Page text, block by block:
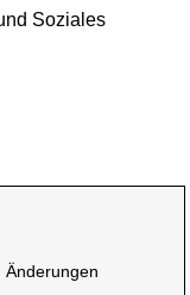
Soziales
Änderungen